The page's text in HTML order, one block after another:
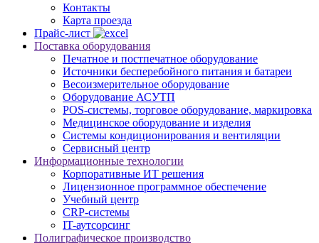
Контакты
Карта проезда
Прайс-лист
Поставка оборудования
Печатное и постпечатное оборудование
Источники бесперебойного питания и батареи
Весоизмерительное оборудование
Оборудование АСУТП
POS-системы, торговое оборудование, маркировка
Медицинское оборудование и изделия
Системы кондиционирования и вентиляции
Сервисный центр
Информационные технологии
Корпоративные ИТ решения
Лицензионное программное обеспечение
Учебный центр
CRP-системы
IT-аутсорсинг
Полиграфическое производство